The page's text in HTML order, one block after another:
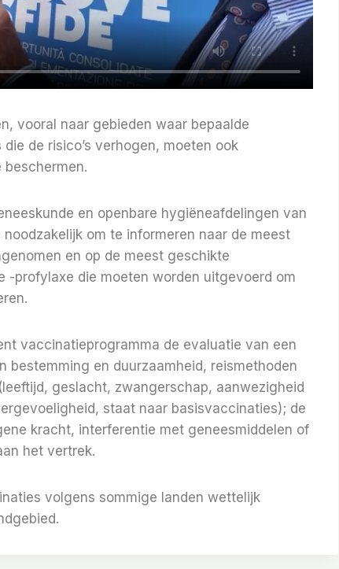
vooral naar gebieden waar bepaalde
de risico’s verhogen, moeten ook
en openbare hygiëneafdelingen van
om te informeren naar de meest
en op de meest geschikte
profylaxe die moeten worden uitgevoerd om
vaccinatieprogramma de evaluatie van een
en duurzaamheid, reismethoden
geslacht, zwangerschap, aanwezigheid
staat naar basisvaccinaties); de
kracht, interferentie met geneesmiddelen of
het vertrek.
volgens sommige landen wettelijk